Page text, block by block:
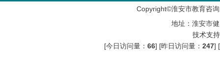
Copyright©淮安市教育咨
地址：淮安市
技术支
[今日访问量： 66] [昨日访问量： 247]